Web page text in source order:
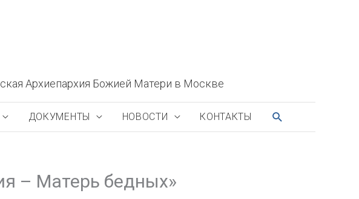
Архиепархия Божией Матери в Москве
ДОКУМЕНТЫ НОВОСТИ КОНТАКТЫ ПОИСК
– Матерь бедных»